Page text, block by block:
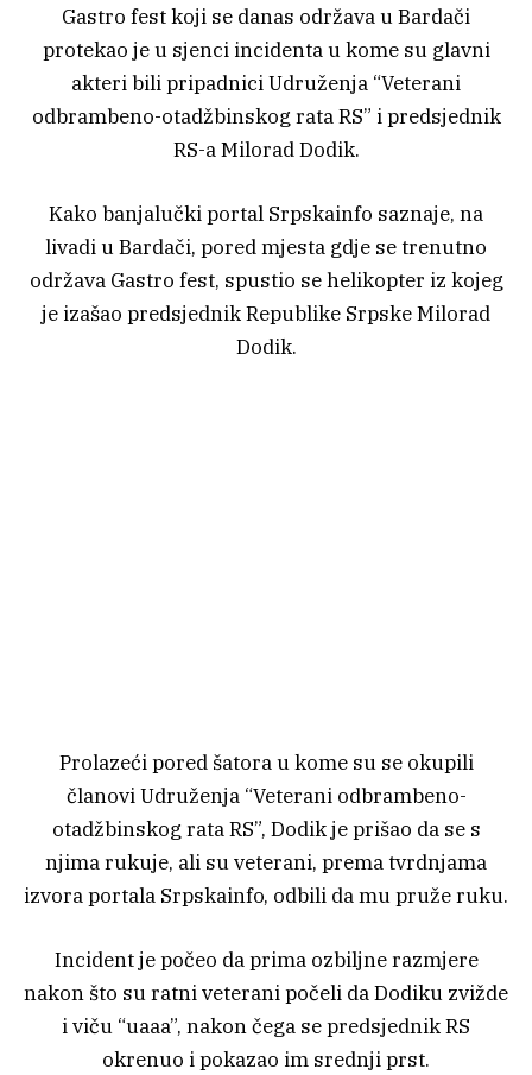
Gastro fest koji se danas održava u Bardači
protekao je u sjenci incidenta u kome su glavni
akteri bili pripadnici Udruženja “Veterani
odbrambeno-otadžbinskog rata RS” i predsjednik
RS-a Milorad Dodik.
Kako banjalučki portal Srpskainfo saznaje, na
livadi u Bardači, pored mjesta gdje se trenutno
održava Gastro fest, spustio se helikopter iz kojeg
je izašao predsjednik Republike Srpske Milorad
Dodik.
Prolazeći pored šatora u kome su se okupili
članovi Udruženja “Veterani odbrambeno-
otadžbinskog rata RS”, Dodik je prišao da se s
njima rukuje, ali su veterani, prema tvrdnjama
izvora portala Srpskainfo, odbili da mu pruže ruku.
Incident je počeo da prima ozbiljne razmjere
nakon što su ratni veterani počeli da Dodiku zvižde
i viču “uaaa”, nakon čega se predsjednik RS
okrenuo i pokazao im srednji prst.